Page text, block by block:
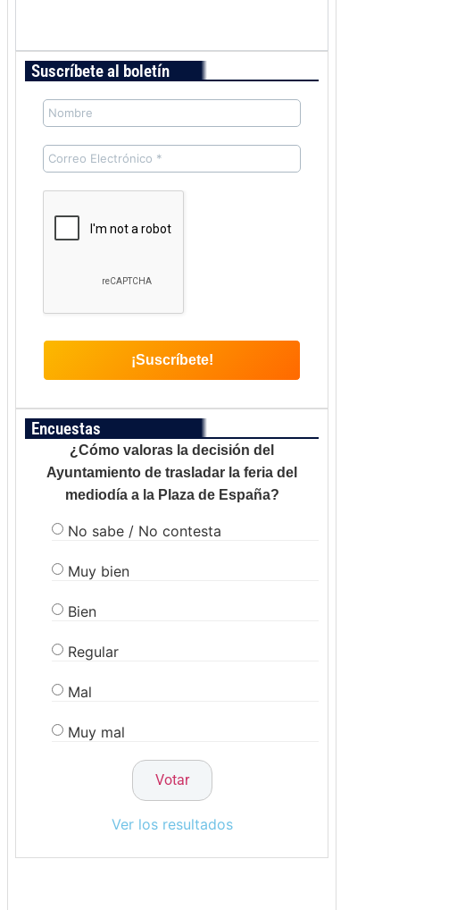
Suscríbete al boletín
Encuestas
¿Cómo valoras la decisión del
Ayuntamiento de trasladar la feria del
mediodía a la Plaza de España?
No sabe / No contesta
Muy bien
Bien
Regular
Mal
Muy mal
Ver los resultados